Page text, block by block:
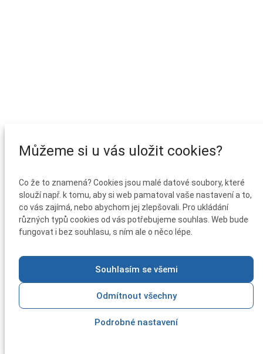
Můžeme si u vás uložit cookies?
Co že to znamená? Cookies jsou malé datové soubory, které
slouží např. k tomu, aby si web pamatoval vaše nastavení a to,
co vás zajímá, nebo abychom jej zlepšovali. Pro ukládání
různých typů cookies od vás potřebujeme souhlas. Web bude
fungovat i bez souhlasu, s ním ale o něco lépe.
Souhlasím se všemi
Odmítnout všechny
Podrobné nastavení